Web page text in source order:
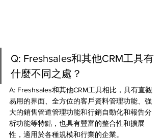
Q: Freshsales和其他CRM工具有
什麼不同之處？
A: Freshsales和其他CRM工具相比，具有直觀
易用的界面、全方位的客戶資料管理功能、強
大的銷售管道管理功能和行銷自動化和報告分
析功能等特點，也具有豐富的整合性和擴展
性，適用於各種規模和行業的企業。